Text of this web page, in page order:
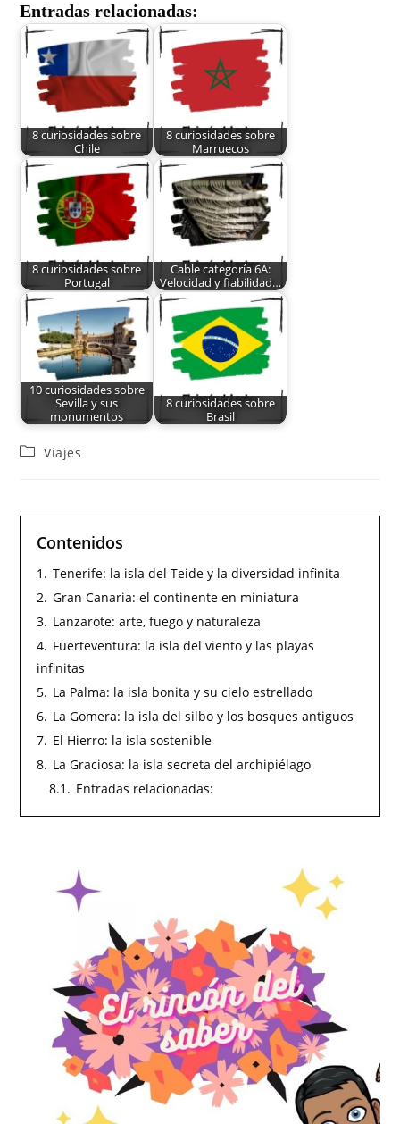
Entradas relacionadas:
8 curiosidades sobre
Chile
8 curiosidades sobre
Marruecos
8 curiosidades sobre
Portugal
Cable categoría 6A:
Velocidad y fiabilidad…
10 curiosidades sobre
Sevilla y sus
monumentos
8 curiosidades sobre
Brasil
Viajes
Contenidos
1. Tenerife: la isla del Teide y la diversidad infinita
2. Gran Canaria: el continente en miniatura
3. Lanzarote: arte, fuego y naturaleza
4. Fuerteventura: la isla del viento y las playas
infinitas
5. La Palma: la isla bonita y su cielo estrellado
6. La Gomera: la isla del silbo y los bosques antiguos
7. El Hierro: la isla sostenible
8. La Graciosa: la isla secreta del archipiélago
8.1. Entradas relacionadas: